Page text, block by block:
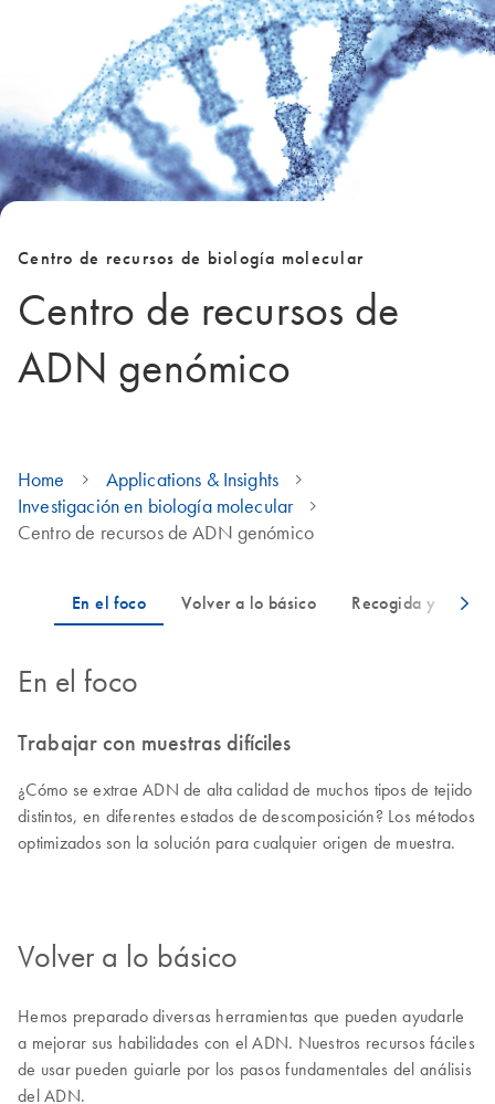
Centro de recursos de biología molecular
Centro de recursos de
ADN genómico
Home
Applications & Insights
Investigación en biología molecular
Centro de recursos de ADN genómico
En el foco
Trabajar con muestras difíciles
¿Cómo se extrae ADN de alta calidad de muchos tipos de tejido
distintos, en diferentes estados de descomposición? Los métodos
optimizados son la solución para cualquier origen de muestra.
Volver a lo básico
Hemos preparado diversas herramientas que pueden ayudarle
a mejorar sus habilidades con el ADN. Nuestros recursos fáciles
de usar pueden guiarle por los pasos fundamentales del análisis
del ADN.